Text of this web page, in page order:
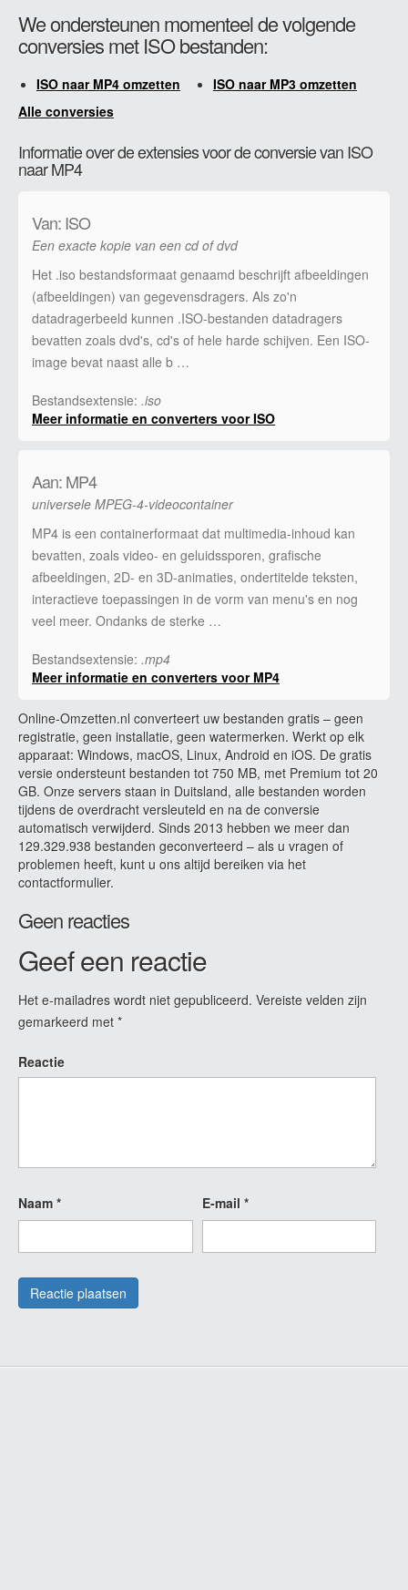
We ondersteunen momenteel de volgende
conversies met ISO bestanden:
ISO naar MP4 omzetten
ISO naar MP3 omzetten
Alle conversies
Informatie over de extensies voor de conversie van ISO
naar MP4
Van: ISO
Een exacte kopie van een cd of dvd
Het .iso bestandsformaat genaamd beschrijft afbeeldingen
(afbeeldingen) van gegevensdragers. Als zo'n
datadragerbeeld kunnen .ISO-bestanden datadragers
bevatten zoals dvd's, cd's of hele harde schijven. Een ISO-
image bevat naast alle b …
Bestandsextensie: .iso
Meer informatie en converters voor ISO
Aan: MP4
universele MPEG-4-videocontainer
MP4 is een containerformaat dat multimedia-inhoud kan
bevatten, zoals video- en geluidssporen, grafische
afbeeldingen, 2D- en 3D-animaties, ondertitelde teksten,
interactieve toepassingen in de vorm van menu's en nog
veel meer. Ondanks de sterke …
Bestandsextensie: .mp4
Meer informatie en converters voor MP4
Online-Omzetten.nl converteert uw bestanden gratis – geen
registratie, geen installatie, geen watermerken. Werkt op elk
apparaat: Windows, macOS, Linux, Android en iOS. De gratis
versie ondersteunt bestanden tot 750 MB, met Premium tot 20
GB. Onze servers staan in Duitsland, alle bestanden worden
tijdens de overdracht versleuteld en na de conversie
automatisch verwijderd. Sinds 2013 hebben we meer dan
129.329.938 bestanden geconverteerd – als u vragen of
problemen heeft, kunt u ons altijd bereiken via het
contactformulier.
Geen reacties
Geef een reactie
Het e-mailadres wordt niet gepubliceerd. Vereiste velden zijn
gemarkeerd met *
Reactie
Naam * E-mail *